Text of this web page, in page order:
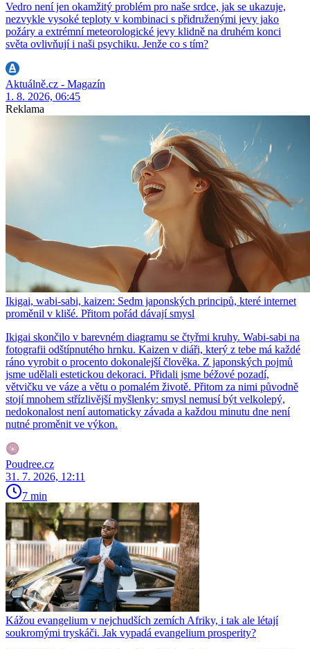
Vedro není jen okamžitý problém pro naše srdce, jak se ukazuje,
nezvykle vysoké teploty v kombinaci s přidruženými jevy jako
požáry a extrémní meteorologické jevy klidně na druhém konci
světa ovlivňují i naši psychiku. Jenže co s tím?
Aktuálně.cz - Magazín
1. 8. 2026, 06:45
Reklama
Ikigai, wabi-sabi, kaizen: Sedm japonských principů, které internet
proměnil v klišé. Přitom pořád dávají smysl
Ikigai skončilo v barevném diagramu se čtyřmi kruhy. Wabi-sabi na
fotografii odštípnutého hrnku. Kaizen v diáři, který z tebe má každé
ráno vyrobit o procento dokonalejší člověka. Z japonských pojmů
jsme udělali estetickou dekoraci. Přidali jsme béžové pozadí,
větvičku ve váze a větu o pomalém životě. Přitom za nimi původně
stojí mnohem střízlivější myšlenky: smysl nemusí být velkolepý,
nedokonalost není automaticky závada a každou minutu dne není
nutné proměnit ve výkon.
Poudree.cz
31. 7. 2026, 12:11
7 min
Kážou evangelium v nejchudších zemích Afriky, i tak ale létají
soukromými tryskáči. Jak vypadá evangelium prosperity?